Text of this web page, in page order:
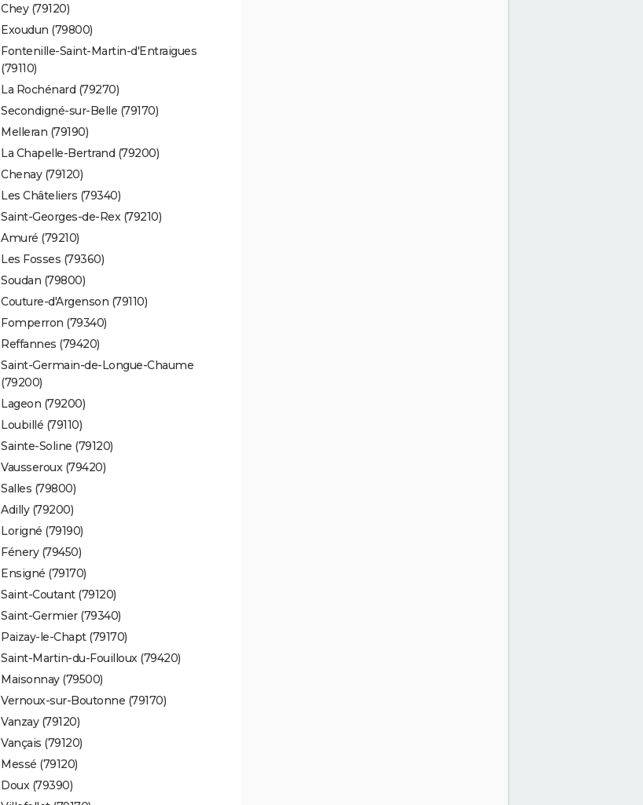
Chey (79120)
Exoudun (79800)
Fontenille-Saint-Martin-d'Entraigues
(79110)
La Rochénard (79270)
Secondigné-sur-Belle (79170)
Melleran (79190)
La Chapelle-Bertrand (79200)
Chenay (79120)
Les Châteliers (79340)
Saint-Georges-de-Rex (79210)
Amuré (79210)
Les Fosses (79360)
Soudan (79800)
Couture-d'Argenson (79110)
Fomperron (79340)
Reffannes (79420)
Saint-Germain-de-Longue-Chaume
(79200)
Lageon (79200)
Loubillé (79110)
Sainte-Soline (79120)
Vausseroux (79420)
Salles (79800)
Adilly (79200)
Lorigné (79190)
Fénery (79450)
Ensigné (79170)
Saint-Coutant (79120)
Saint-Germier (79340)
Paizay-le-Chapt (79170)
Saint-Martin-du-Fouilloux (79420)
Maisonnay (79500)
Vernoux-sur-Boutonne (79170)
Vanzay (79120)
Vançais (79120)
Messé (79120)
Doux (79390)